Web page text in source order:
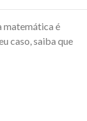
matemática é
caso, saiba que